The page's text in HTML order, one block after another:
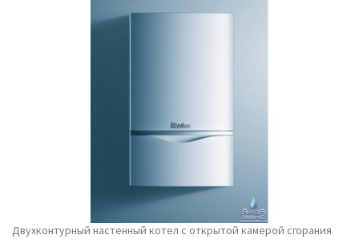
Двухконтурный настенный котел с открытой камерой сгорания